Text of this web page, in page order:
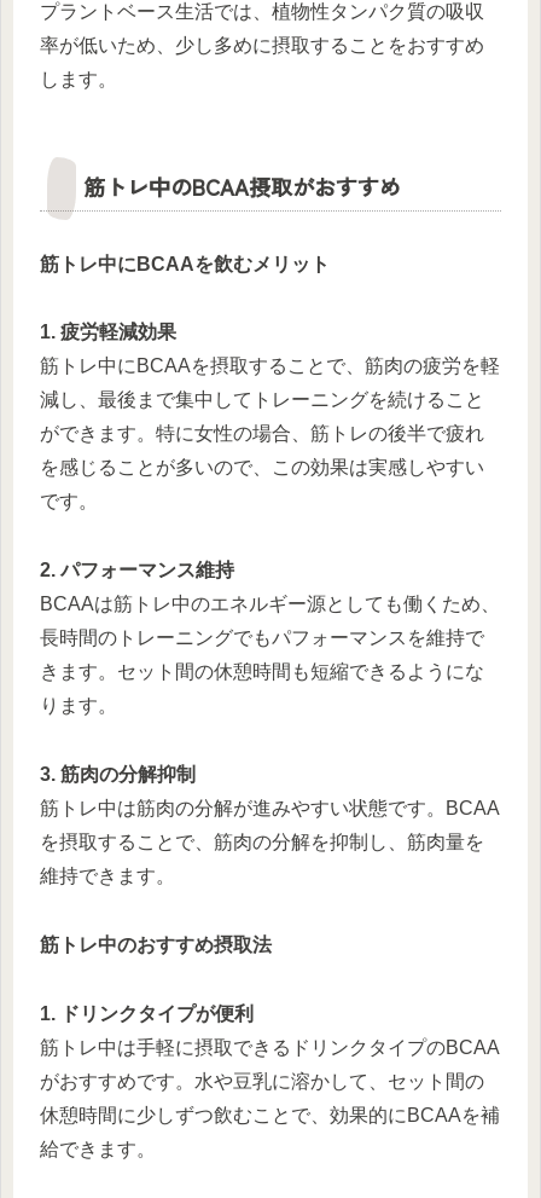
プラントベース生活では、植物性タンパク質の吸収
率が低いため、少し多めに摂取することをおすすめ
します。
筋トレ中のBCAA摂取がおすすめ
筋トレ中にBCAAを飲むメリット
1. 疲労軽減効果
筋トレ中にBCAAを摂取することで、筋肉の疲労を軽
減し、最後まで集中してトレーニングを続けること
ができます。特に女性の場合、筋トレの後半で疲れ
を感じることが多いので、この効果は実感しやすい
です。
2. パフォーマンス維持
BCAAは筋トレ中のエネルギー源としても働くため、
長時間のトレーニングでもパフォーマンスを維持で
きます。セット間の休憩時間も短縮できるようにな
ります。
3. 筋肉の分解抑制
筋トレ中は筋肉の分解が進みやすい状態です。BCAA
を摂取することで、筋肉の分解を抑制し、筋肉量を
維持できます。
筋トレ中のおすすめ摂取法
1. ドリンクタイプが便利
筋トレ中は手軽に摂取できるドリンクタイプのBCAA
がおすすめです。水や豆乳に溶かして、セット間の
休憩時間に少しずつ飲むことで、効果的にBCAAを補
給できます。